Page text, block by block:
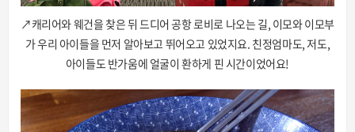
↗캐리어와 웨건을 찾은 뒤 드디어 공항 로비로 나오는 길, 이모와 이모부
가 우리 아이들을 먼저 알아보고 뛰어오고 있었지요. 친정엄마도, 저도,
아이들도 반가움에 얼굴이 환하게 핀 시간이었어요!